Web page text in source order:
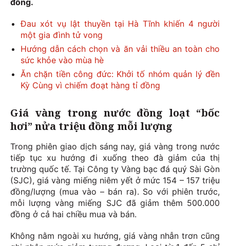
đồng.
Đau xót vụ lật thuyền tại Hà Tĩnh khiến 4 người
một gia đình tử vong
Hướng dẫn cách chọn và ăn vải thiều an toàn cho
sức khỏe vào mùa hè
Ăn chặn tiền công đức: Khởi tố nhóm quản lý đền
Kỳ Cùng vì chiếm đoạt hàng tỉ đồng
Giá vàng trong nước đồng loạt “bốc
hơi” nửa triệu đồng mỗi lượng
Trong phiên giao dịch sáng nay, giá vàng trong nước
tiếp tục xu hướng đi xuống theo đà giảm của thị
trường quốc tế. Tại Công ty Vàng bạc đá quý Sài Gòn
(SJC), giá vàng miếng niêm yết ở mức 154 – 157 triệu
đồng/lượng (mua vào – bán ra). So với phiên trước,
mỗi lượng vàng miếng SJC đã giảm thêm 500.000
đồng ở cả hai chiều mua và bán.
Không nằm ngoài xu hướng, giá vàng nhẫn trơn cũng